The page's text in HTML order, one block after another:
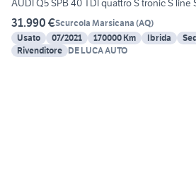
AUDI Q5 SPB 40 TDI quattro S tronic S line
31.990 €Scurcola Marsicana (AQ)
Usato
07/2021 170000 Km Ibrida
Rivenditore DE LUCA AUTO